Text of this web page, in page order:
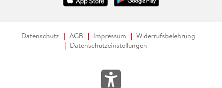
Datenschutz AGB Impressum
Widerrufsbelehrung
Datenschutzeinstellungen